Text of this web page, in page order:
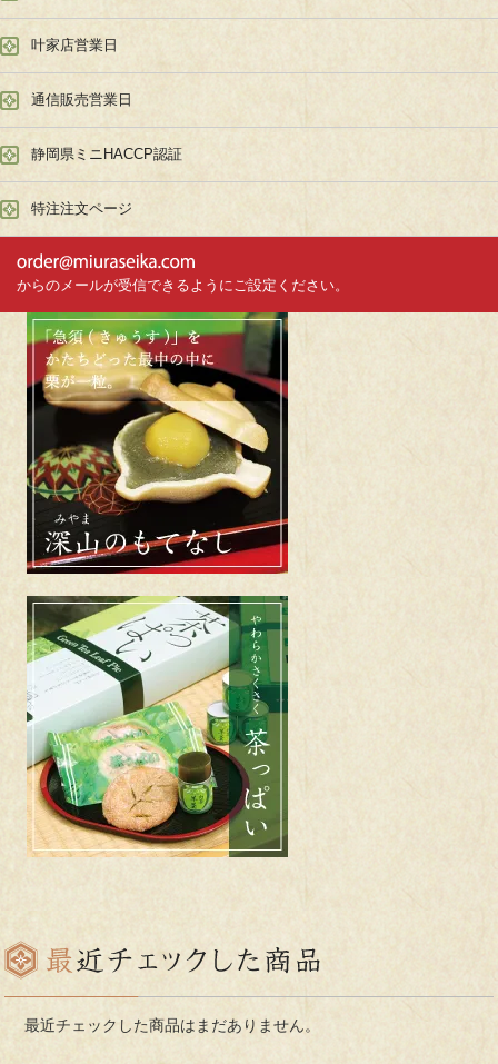
叶家店営業日
通信販売営業日
静岡県ミニHACCP認証
特注注文ページ
からのメールが受信できるようにご設定ください。
最近チェックした商品はまだありません。